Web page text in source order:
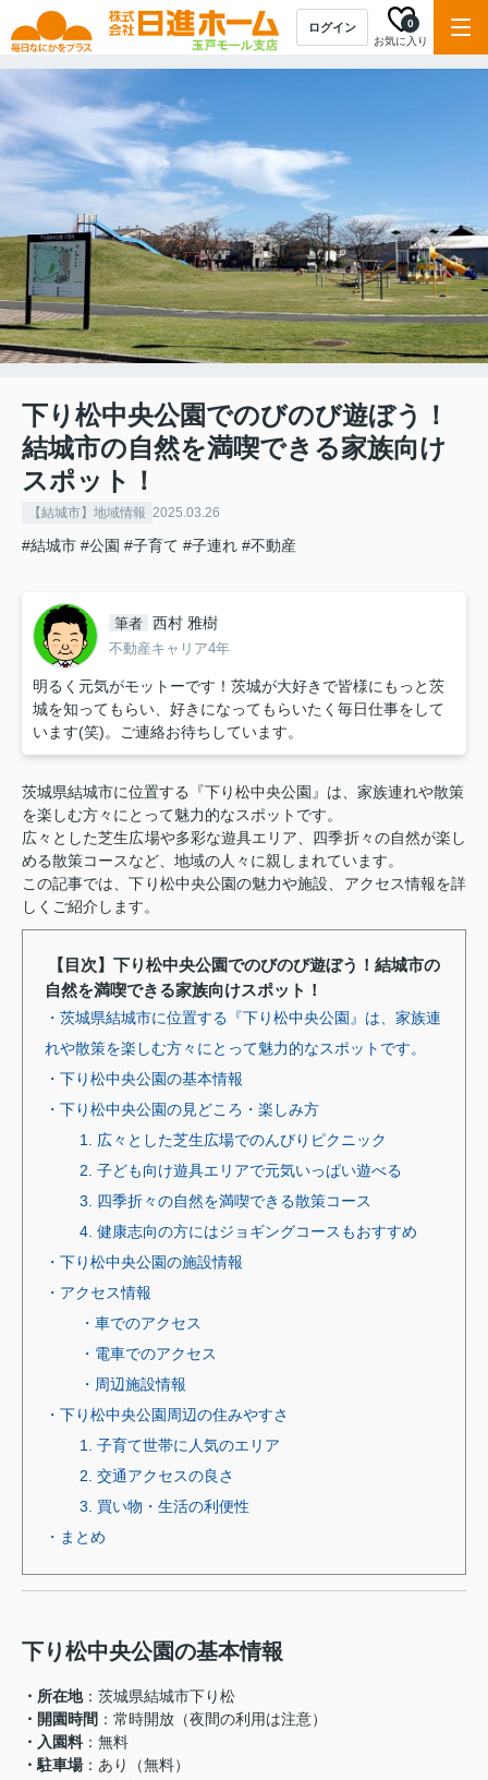
ログイン
お気に入り
0
下り松中央公園でのびのび遊ぼう！
結城市の自然を満喫できる家族向け
スポット！
【結城市】地域情報 2025.03.26
#結城市 #公園 #子育て #子連れ #不動産
筆者 西村 雅樹
不動産キャリア4年
明るく元気がモットーです！茨城が大好きで皆様にもっと茨
城を知ってもらい、好きになってもらいたく毎日仕事をして
います(笑)。ご連絡お待ちしています。
茨城県結城市に位置する『下り松中央公園』は、家族連れや散策
を楽しむ方々にとって魅力的なスポットです。
広々とした芝生広場や多彩な遊具エリア、四季折々の自然が楽し
める散策コースなど、地域の人々に親しまれています。
この記事では、下り松中央公園の魅力や施設、アクセス情報を詳
しくご紹介します。
【目次】下り松中央公園でのびのび遊ぼう！結城市の
自然を満喫できる家族向けスポット！
・茨城県結城市に位置する『下り松中央公園』は、家族連
れや散策を楽しむ方々にとって魅力的なスポットです。
・下り松中央公園の基本情報
・下り松中央公園の見どころ・楽しみ方
1. 広々とした芝生広場でのんびりピクニック
2. 子ども向け遊具エリアで元気いっぱい遊べる
3. 四季折々の自然を満喫できる散策コース
4. 健康志向の方にはジョギングコースもおすすめ
・下り松中央公園の施設情報
・アクセス情報
・車でのアクセス
・電車でのアクセス
・周辺施設情報
・下り松中央公園周辺の住みやすさ
1. 子育て世帯に人気のエリア
2. 交通アクセスの良さ
3. 買い物・生活の利便性
・まとめ
下り松中央公園の基本情報
・所在地：茨城県結城市下り松
・開園時間 ：常時開放（夜間の利用は注意）
・入園料：無料
・駐車場：あり（無料）